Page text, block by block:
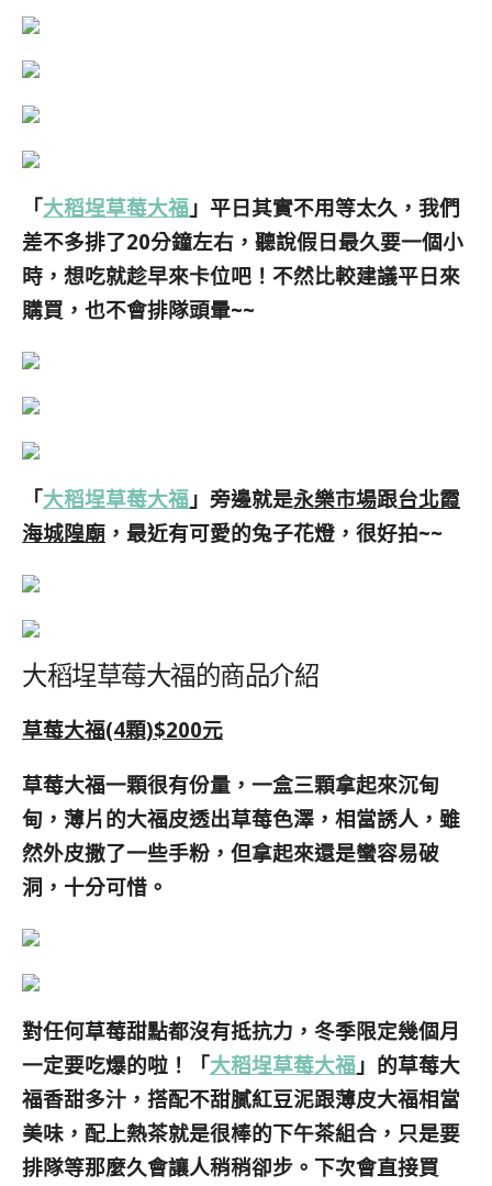
「大稻埕草莓大福 」平日其實不用等太久，我們
差不多排了20分鐘左右，聽說假日最久要一個小
時，想吃就趁早來卡位吧！不然比較建議平日來
購買，也不會排隊頭暈~~
「大稻埕草莓大福 」旁邊就是永樂市場跟台北霞
海城隍廟 ，最近有可愛的兔子花燈，很好拍~~
大稻埕草莓大福的商品介紹
草莓大福(4顆)$200元
草莓大福一顆很有份量，一盒三顆拿起來沉甸
甸，薄片的大福皮透出草莓色澤，相當誘人，雖
然外皮撒了一些手粉，但拿起來還是蠻容易破
洞，十分可惜。
對任何草莓甜點都沒有抵抗力，冬季限定幾個月
一定要吃爆的啦！「大稻埕草莓大福 」的草莓大
福香甜多汁，搭配不甜膩紅豆泥跟薄皮大福相當
美味，配上熱茶就是很棒的下午茶組合，只是要
排隊等那麼久會讓人稍稍卻步。下次會直接買